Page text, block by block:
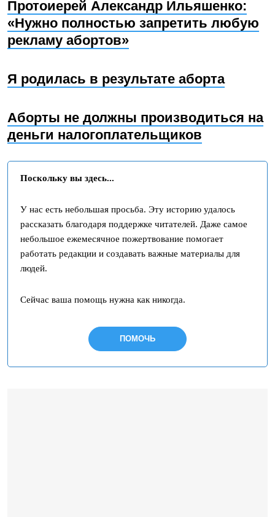
Протоиерей Александр Ильяшенко:
«Нужно полностью запретить любую
рекламу абортов»
Я родилась в результате аборта
Аборты не должны производиться на
деньги налогоплательщиков
Поскольку вы здесь...
У нас есть небольшая просьба. Эту историю удалось
рассказать благодаря поддержке читателей. Даже самое
небольшое ежемесячное пожертвование помогает
работать редакции и создавать важные материалы для
людей.
Сейчас ваша помощь нужна как никогда.
ПОМОЧЬ